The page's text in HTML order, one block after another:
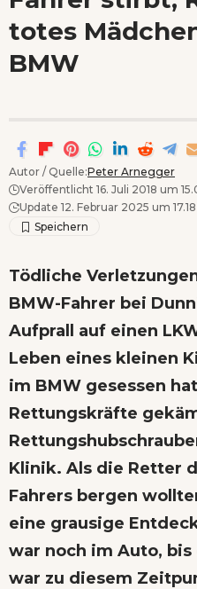
totes
BMW
Autor / Quelle:Peter Arnegger
Veröffentlicht 16. Juli 2018 um
Update 12. Februar 2025 um
Tödliche
BMW-Fahrer bei
Aufprall auf einen
Leben eines kleinen
im BMW gesessen
Rettungskräfte
Klinik. Als die Retter
Fahrers bergen
eine grausige
war noch im Auto,
war zu diesem